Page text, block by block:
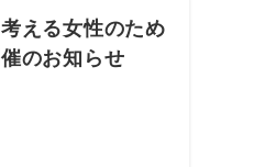
える女性のため
のお知らせ